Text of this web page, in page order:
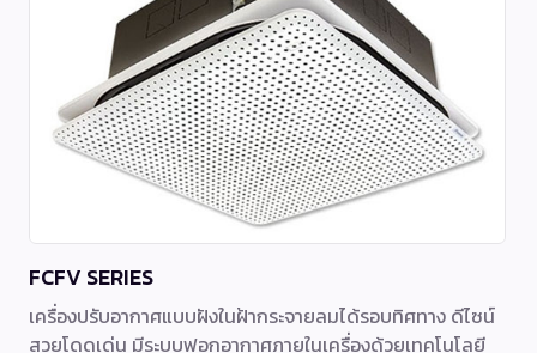
FCFV SERIES
เครื่องปรับอากาศแบบฝังในฝ้ากระจายลมได้รอบทิศทาง ดีไซน์
สวยโดดเด่น มีระบบฟอกอากาศภายในเครื่องด้วยเทคโนโลยี